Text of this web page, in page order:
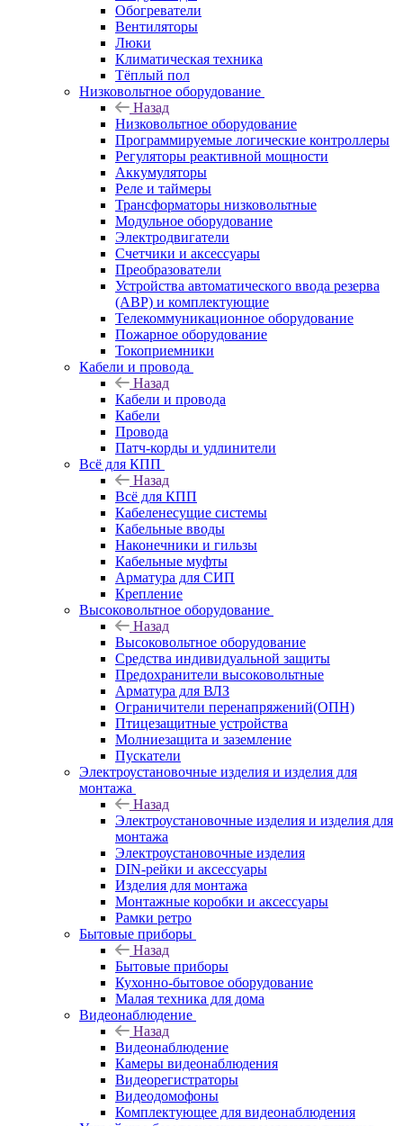
Обогреватели
Вентиляторы
Люки
Климатическая техника
Тёплый пол
Низковольтное оборудование
Назад
Низковольтное оборудование
Программируемые логические контроллеры
Регуляторы реактивной мощности
Аккумуляторы
Реле и таймеры
Трансформаторы низковольтные
Модульное оборудование
Электродвигатели
Счетчики и аксессуары
Преобразователи
Устройства автоматического ввода резерва
(АВР) и комплектующие
Телекоммуникационное оборудование
Пожарное оборудование
Токоприемники
Кабели и провода
Назад
Кабели и провода
Кабели
Провода
Патч-корды и удлинители
Всё для КПП
Назад
Всё для КПП
Кабеленесущие системы
Кабельные вводы
Наконечники и гильзы
Кабельные муфты
Арматура для СИП
Крепление
Высоковольтное оборудование
Назад
Высоковольтное оборудование
Средства индивидуальной защиты
Предохранители высоковольтные
Арматура для ВЛЗ
Ограничители перенапряжений(ОПН)
Птицезащитные устройства
Молниезащита и заземление
Пускатели
Электроустановочные изделия и изделия для
монтажа
Назад
Электроустановочные изделия и изделия для
монтажа
Электроустановочные изделия
DIN-рейки и аксессуары
Изделия для монтажа
Монтажные коробки и аксессуары
Рамки ретро
Бытовые приборы
Назад
Бытовые приборы
Кухонно-бытовое оборудование
Малая техника для дома
Видеонаблюдение
Назад
Видеонаблюдение
Камеры видеонаблюдения
Видеорегистраторы
Видеодомофоны
Комплектующее для видеонаблюдения